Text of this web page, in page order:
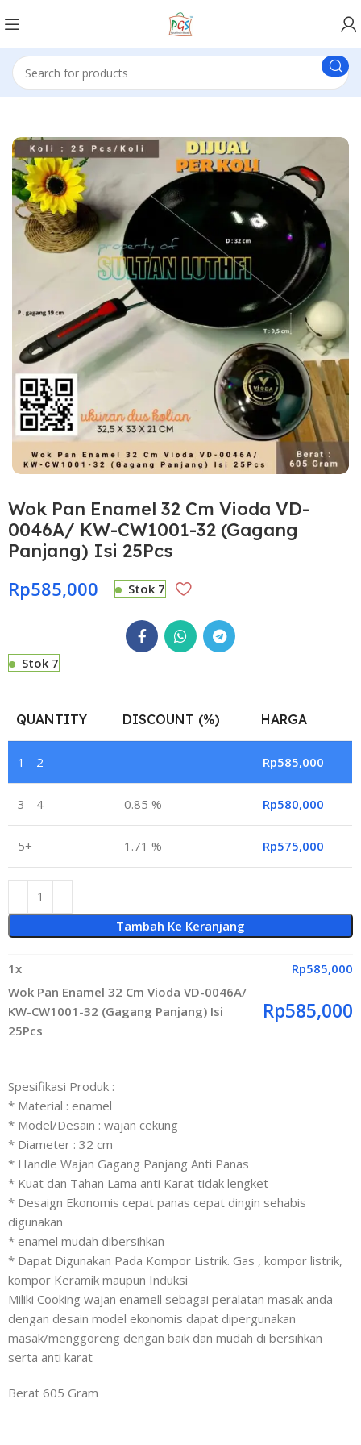
Wok Pan Enamel 32 Cm Vioda VD-
0046A/ KW-CW1001-32 (Gagang
Panjang) Isi 25Pcs
Rp585,000 Stok 7
Stok 7
QUANTITY DISCOUNT (%) HARGA
1 - 2 — Rp585,000
3 - 4 0.85 % Rp580,000
5+ 1.71 % Rp575,000
Tambah Ke Keranjang
1x Rp585,000
Wok Pan Enamel 32 Cm Vioda VD-0046A/
KW-CW1001-32 (Gagang Panjang) Isi
25Pcs
Rp585,000
Spesifikasi Produk :
* Material : enamel
* Model/Desain : wajan cekung
* Diameter : 32 cm
* Handle Wajan Gagang Panjang Anti Panas
* Kuat dan Tahan Lama anti Karat tidak lengket
* Desaign Ekonomis cepat panas cepat dingin sehabis
digunakan
* enamel mudah dibersihkan
* Dapat Digunakan Pada Kompor Listrik. Gas , kompor listrik,
kompor Keramik maupun Induksi
Miliki Cooking wajan enamell sebagai peralatan masak anda
dengan desain model ekonomis dapat dipergunakan
masak/menggoreng dengan baik dan mudah di bersihkan
serta anti karat
Berat 605 Gram